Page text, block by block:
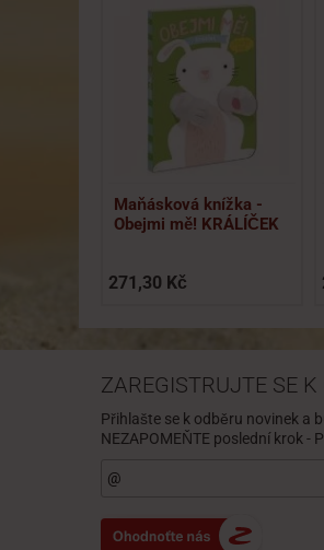
Maňásková knížka -
Obejmi mě! KRÁLÍČEK
271,30 Kč
ZAREGISTRUJTE SE
Přihlašte se k odběru novinek a
NEZAPOMEŇTE poslední krok -